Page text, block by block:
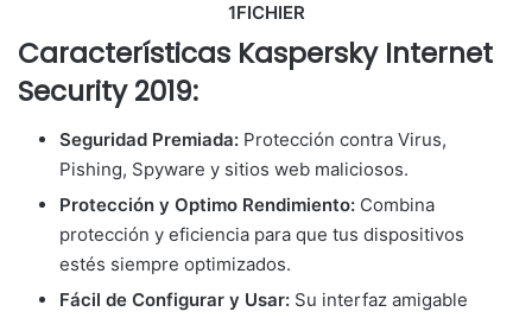
1FICHIER
Características Kaspersky Internet
Security 2019:
Seguridad Premiada: Protección contra Virus,
Pishing, Spyware y sitios web maliciosos.
Protección y Optimo Rendimiento: Combina
protección y eficiencia para que tus dispositivos
estés siempre optimizados.
Fácil de Configurar y Usar: Su interfaz amigable